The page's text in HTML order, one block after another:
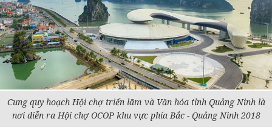
Cung quy hoạch Hội chợ triển lãm và Văn hóa tỉnh Quảng Ninh là
nơi diễn ra Hội chợ OCOP khu vực phía Bắc - Quảng Ninh 2018